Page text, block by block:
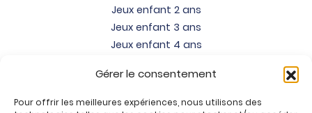
Gérer le consentement
Pour offrir les meilleures expériences, nous utilisons des
Jeux enfant 2 ans
Jeux enfant 3 ans
Jeux enfant 4 ans
Jeux enfant 6 ans
Jeux enfant 7 ans